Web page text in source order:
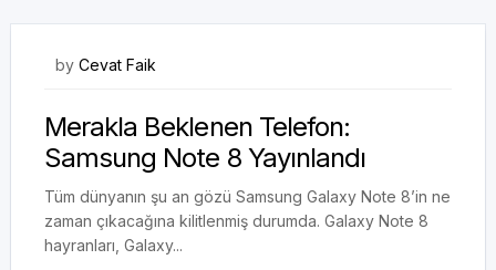
by Cevat Faik
Merakla Beklenen Telefon:
Samsung Note 8 Yayınlandı
Tüm dünyanın şu an gözü Samsung Galaxy Note 8’in ne
zaman çıkacağına kilitlenmiş durumda. Galaxy Note 8
hayranları, Galaxy...